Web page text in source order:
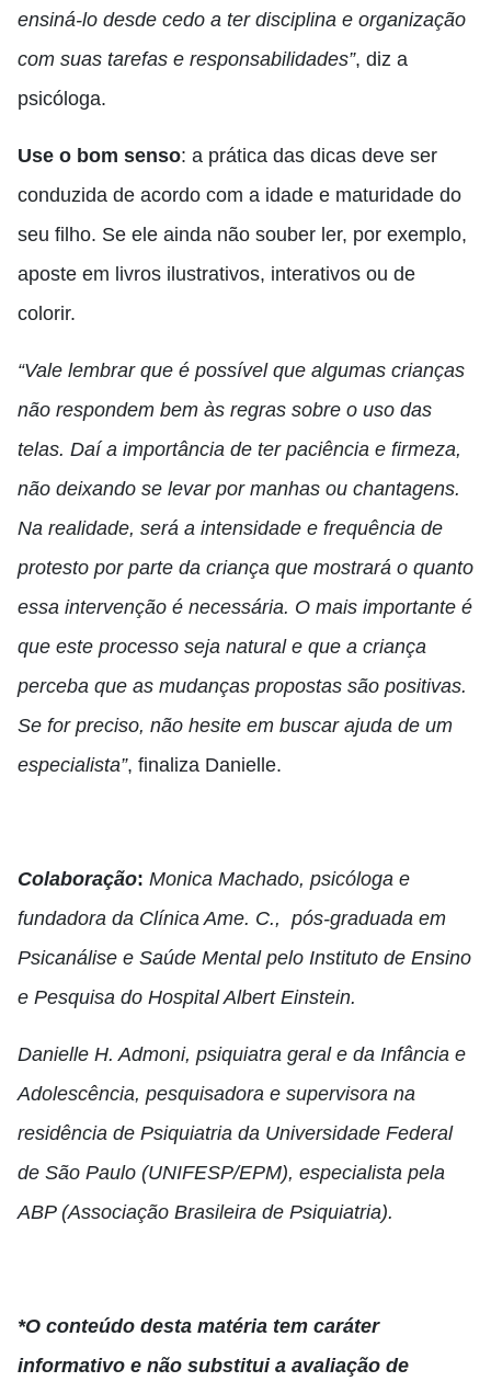
ensiná-lo desde cedo a ter disciplina e organização
com suas tarefas e responsabilidades”, diz a
psicóloga.
Use o bom senso: a prática das dicas deve ser
conduzida de acordo com a idade e maturidade do
seu filho. Se ele ainda não souber ler, por exemplo,
aposte em livros ilustrativos, interativos ou de
colorir.
“Vale lembrar que é possível que algumas crianças
não respondem bem às regras sobre o uso das
telas. Daí a importância de ter paciência e firmeza,
não deixando se levar por manhas ou chantagens.
Na realidade, será a intensidade e frequência de
protesto por parte da criança que mostrará o quanto
essa intervenção é necessária. O mais importante é
que este processo seja natural e que a criança
perceba que as mudanças propostas são positivas.
Se for preciso, não hesite em buscar ajuda de um
especialista”, finaliza Danielle.
Colaboração: Monica Machado, psicóloga e
fundadora da Clínica Ame. C., pós-graduada em
Psicanálise e Saúde Mental pelo Instituto de Ensino
e Pesquisa do Hospital Albert Einstein.
Danielle H. Admoni, psiquiatra geral e da Infância e
Adolescência, pesquisadora e supervisora na
residência de Psiquiatria da Universidade Federal
de São Paulo (UNIFESP/EPM), especialista pela
ABP (Associação Brasileira de Psiquiatria).
*O conteúdo desta matéria tem caráter
informativo e não substitui a avaliação de